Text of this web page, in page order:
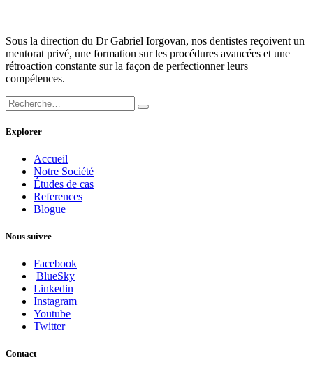
Sous la direction du Dr Gabriel Iorgovan, nos dentistes reçoivent un
mentorat privé, une formation sur les procédures avancées et une
rétroaction constante sur la façon de perfectionner leurs
compétences.
Explorer
Accueil
Notre Société
Études de cas
References
Blogue
Nous suivre
Facebook
BlueSky
Linkedin
Instagram
Youtube
Twitter
Contact